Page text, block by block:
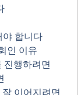
야 합니다
인 이유
진행하려면
이어지려면